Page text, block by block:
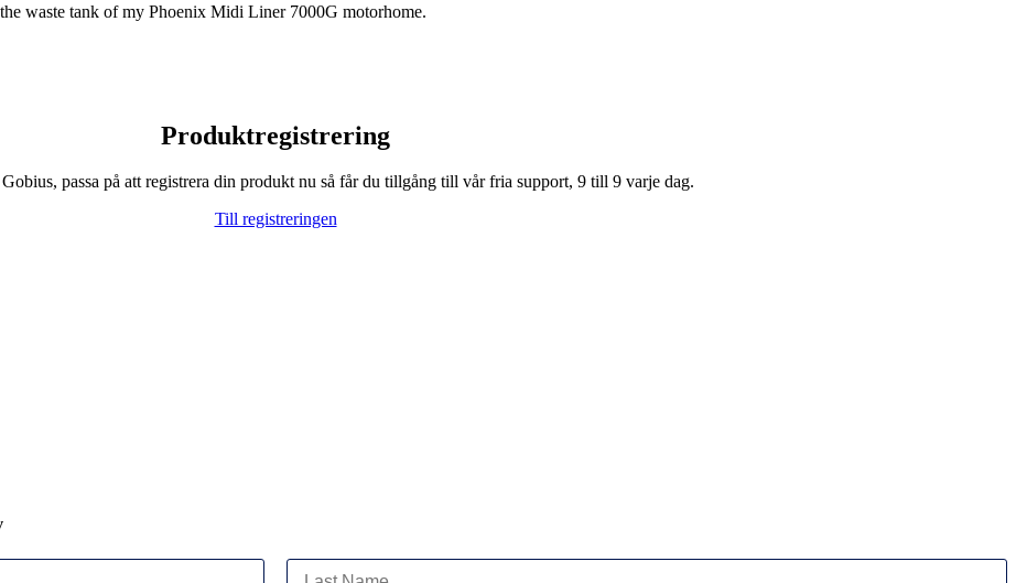
waste tank of my Phoenix Midi Liner 7000G motorhome.
Produktregistrering
passa på att registrera din produkt nu så får du tillgång till vår fria support, 9 till 9 varje dag.
Till registreringen